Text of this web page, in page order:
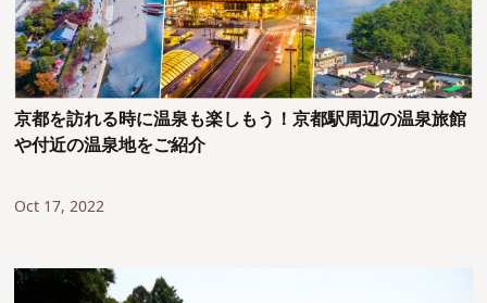
京都を訪れる時に温泉も楽しもう！京都駅周辺の温泉旅館
や付近の温泉地をご紹介
Oct 17, 2022